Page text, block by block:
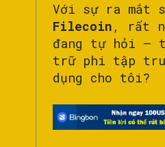
Với sự ra mắt
Filecoin , rất
đang tự hỏi –
trữ phi tập
dụng cho tôi?